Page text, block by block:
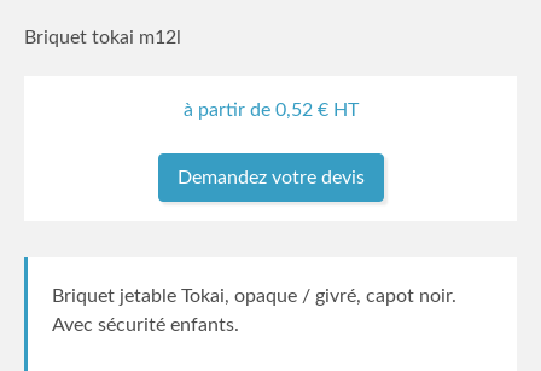
Briquet tokai m12l
à partir de 0,52 € HT
Demandez votre devis
Briquet jetable Tokai, opaque / givré, capot noir.
Avec sécurité enfants.